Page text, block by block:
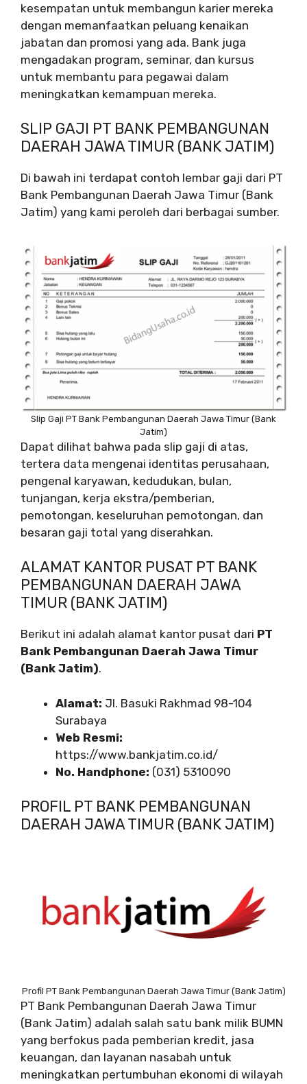
kesempatan untuk membangun karier mereka
dengan memanfaatkan peluang kenaikan
jabatan dan promosi yang ada. Bank juga
mengadakan program, seminar, dan kursus
untuk membantu para pegawai dalam
meningkatkan kemampuan mereka.
SLIP GAJI PT BANK PEMBANGUNAN
DAERAH JAWA TIMUR (BANK JATIM)
Di bawah ini terdapat contoh lembar gaji dari PT
Bank Pembangunan Daerah Jawa Timur (Bank
Jatim) yang kami peroleh dari berbagai sumber.
Slip Gaji PT Bank Pembangunan Daerah Jawa Timur (Bank
Jatim)
Dapat dilihat bahwa pada slip gaji di atas,
tertera data mengenai identitas perusahaan,
pengenal karyawan, kedudukan, bulan,
tunjangan, kerja ekstra/pemberian,
pemotongan, keseluruhan pemotongan, dan
besaran gaji total yang diserahkan.
ALAMAT KANTOR PUSAT PT BANK
PEMBANGUNAN DAERAH JAWA
TIMUR (BANK JATIM)
Berikut ini adalah alamat kantor pusat dari PT
Bank Pembangunan Daerah Jawa Timur
(Bank Jatim).
Alamat: Jl. Basuki Rakhmad 98-104
Surabaya
Web Resmi:
https://www.bankjatim.co.id/
No. Handphone: (031) 5310090
PROFIL PT BANK PEMBANGUNAN
DAERAH JAWA TIMUR (BANK JATIM)
Profil PT Bank Pembangunan Daerah Jawa Timur (Bank Jatim)
PT Bank Pembangunan Daerah Jawa Timur
(Bank Jatim) adalah salah satu bank milik BUMN
yang berfokus pada pemberian kredit, jasa
keuangan, dan layanan nasabah untuk
meningkatkan pertumbuhan ekonomi di wilayah